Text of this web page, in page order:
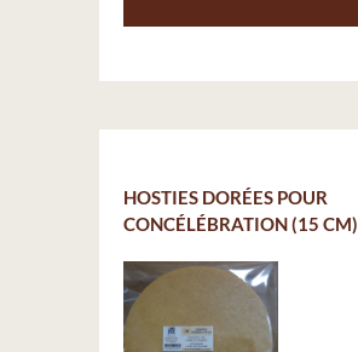
HOSTIES DORÉES POUR
CONCÉLÉBRATION (15 CM)